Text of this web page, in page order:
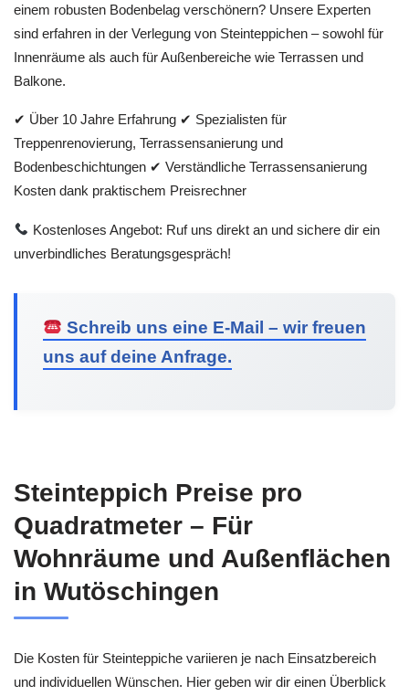
einem robusten Bodenbelag verschönern? Unsere Experten
sind erfahren in der Verlegung von Steinteppichen – sowohl für
Innenräume als auch für Außenbereiche wie Terrassen und
Balkone.
✔ Über 10 Jahre Erfahrung ✔ Spezialisten für
Treppenrenovierung, Terrassensanierung und
Bodenbeschichtungen ✔ Verständliche Terrassensanierung
Kosten dank praktischem Preisrechner
Kostenloses Angebot: Ruf uns direkt an und sichere dir ein
unverbindliches Beratungsgespräch!
Schreib uns eine E-Mail – wir freuen
uns auf deine Anfrage.
Steinteppich Preise pro
Quadratmeter – Für
Wohnräume und Außenflächen
in Wutöschingen
Die Kosten für Steinteppiche variieren je nach Einsatzbereich
und individuellen Wünschen. Hier geben wir dir einen Überblick